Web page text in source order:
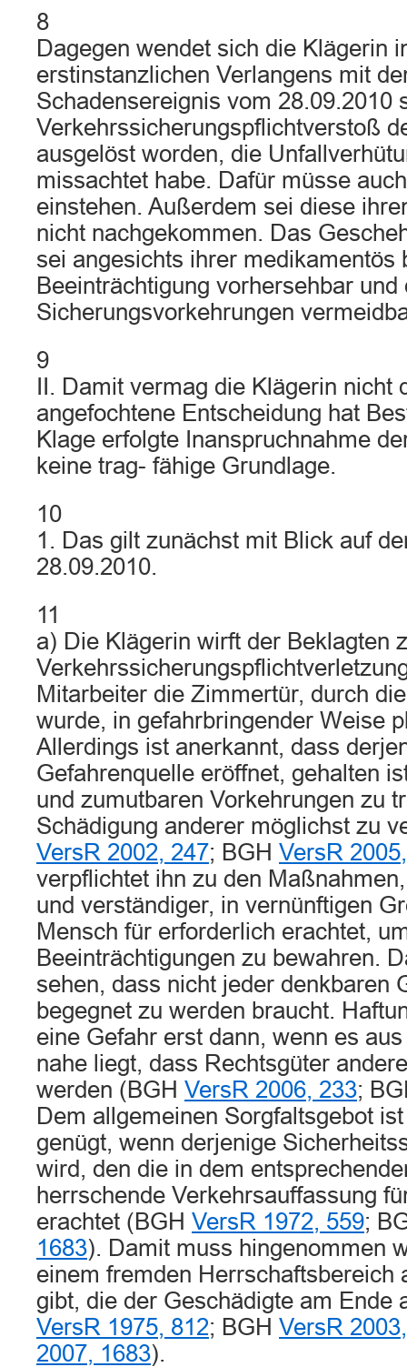
8
Dagegen wendet sich die Klägerin
erstinstanzlichen Verlangens mit
Schadensereignis vom 28.09.2010
Verkehrssicherungspflichtverstoß
ausgelöst worden, die
missachtet habe. Dafür müsse
einstehen. Außerdem sei diese
nicht nachgekommen. Das
sei angesichts ihrer medikamentös
Beeinträchtigung vorhersehbar
Sicherungsvorkehrungen
9
II. Damit vermag die Klägerin nicht
angefochtene Entscheidung hat
Klage erfolgte Inanspruchnahme
keine trag- fähige Grundlage.
10
1. Das gilt zunächst mit Blick auf
28.09.2010.
11
a) Die Klägerin wirft der Beklagten
Mitarbeiter die Zimmertür, durch
wurde, in gefahrbringender Weise
Allerdings ist anerkannt, dass
Gefahrenquelle eröffnet, gehalten
und zumutbaren Vorkehrungen zu
Schädigung anderer möglichst zu
VersR 2002, 247; BGH VersR
verpflichtet ihn zu den
und verständiger, in vernünftigen
Mensch für erforderlich erachtet,
Beeinträchtigungen zu bewahren.
sehen, dass nicht jeder denkbaren
begegnet zu werden braucht.
eine Gefahr erst dann, wenn es
nahe liegt, dass Rechtsgüter
werden (BGH VersR 2006, 233;
Dem allgemeinen Sorgfaltsgebot
genügt, wenn derjenige
wird, den die in dem
herrschende Verkehrsauffassung
erachtet (BGH VersR 1972, 559;
1683). Damit muss hingenommen
einem fremden Herrschaftsbereich
gibt, die der Geschädigte am Ende
VersR 1975, 812; BGH VersR
2007, 1683).